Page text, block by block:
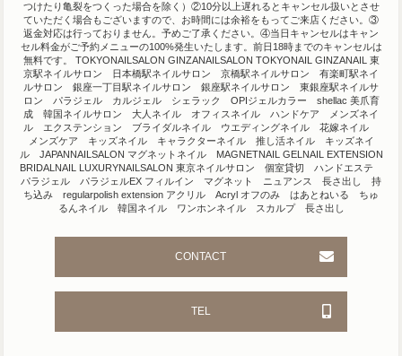
つけたり亀裂をつくった場合を除く）②10分以上遅れるとキャンセル扱いとさせ
ていただく場合もございますので、お時間には余裕をもってご来店ください。③
返金対応は行っておりません。予めご了承ください。④当日キャンセルはキャン
セル料金がご予約メニューの100%発生いたします。前日18時までのキャンセルは
無料です。 TOKYONAILSALON GINZANAILSALON TOKYONAIL GINZANAIL 東
京駅ネイルサロン 日本橋駅ネイルサロン 京橋駅ネイルサロン 有楽町駅ネイ
ルサロン 銀座一丁目駅ネイルサロン 銀座駅ネイルサロン 東銀座駅ネイルサ
ロン パラジェル カルジェル シェラック OPIジェルカラー shellac 美爪育
成 韓国ネイルサロン 大人ネイル オフィスネイル ハンドケア メンズネイ
ル エクステンション ブライダルネイル ウエディングネイル 花嫁ネイル
メンズケア キッズネイル キャラクターネイル 推し活ネイル キッズネイ
ル JAPANNAILSALON マグネットネイル MAGNETNAIL GELNAIL EXTENSION
BRIDALNAIL LUXURYNAILSALON 東京ネイルサロン 個室貸切 ハンドエステ
パラジェル パラジェルEX フィルイン マグネット ニュアンス 長さ出し 持
ち込み regularpolish extension アクリル Acryl オフのみ はあとねいる ちゅ
るんネイル 韓国ネイル ワンホンネイル スカルプ 長さ出し
CONTACT
TEL